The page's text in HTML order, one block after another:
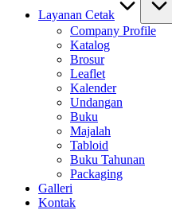
Layanan Cetak
Company Profile
Katalog
Brosur
Leaflet
Kalender
Undangan
Buku
Majalah
Tabloid
Buku Tahunan
Packaging
Galleri
Kontak